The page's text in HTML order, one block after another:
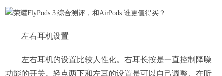
左右耳机设置
左右耳机的设置比较人性化。右耳长按是一直控制降噪
功能的开关。轻点两下和左耳的设置是可以自己调整。在听